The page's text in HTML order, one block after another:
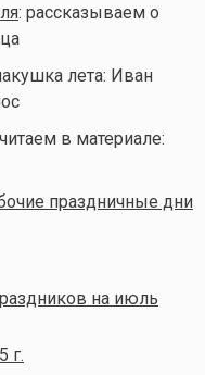
: рассказываем о
лета: Иван
в материале:
праздничные дни
на июль
г.